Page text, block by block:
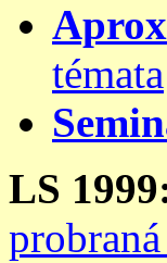
témata
LS